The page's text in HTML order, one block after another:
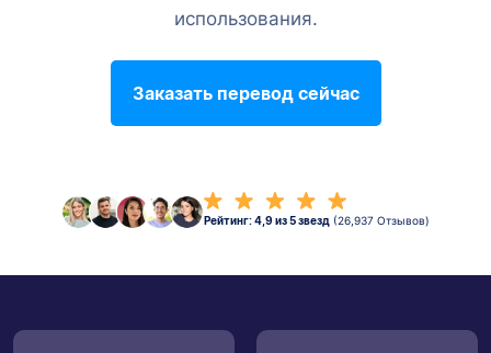
использования.
Заказать перевод сейчас
Рейтинг: 4,9 из 5 звезд (26,937 Отзывов)